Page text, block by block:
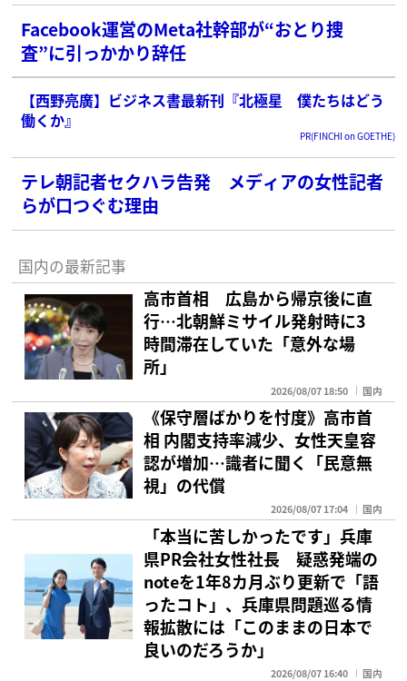
Facebook運営のMeta社幹部が“おとり捜
査”に引っかかり辞任
【西野亮廣】ビジネス書最新刊『北極星 僕たちはどう
働くか』
PR(FINCHI on GOETHE)
テレ朝記者セクハラ告発 メディアの女性記者
らが口つぐむ理由
国内の最新記事
高市首相 広島から帰京後に直
行…北朝鮮ミサイル発射時に3
時間滞在していた「意外な場
所」
2026/08/07 18:50 国内
《保守層ばかりを忖度》高市首
相 内閣支持率減少、女性天皇容
認が増加…識者に聞く「民意無
視」の代償
2026/08/07 17:04 国内
「本当に苦しかったです」兵庫
県PR会社女性社長 疑惑発端の
noteを1年8カ月ぶり更新で「語
ったコト」、兵庫県問題巡る情
報拡散には「このままの日本で
良いのだろうか」
2026/08/07 16:40 国内